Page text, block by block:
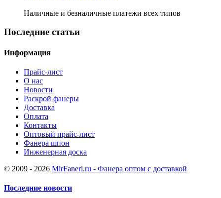
Наличные и безналичные платежи всех типов
Последние статьи
Информация
Прайс-лист
О нас
Новости
Раскрой фанеры
Доставка
Оплата
Контакты
Оптовый прайс-лист
Фанера шпон
Инженерная доска
© 2009 - 2026 MirFaneri.ru - Фанера оптом с доставкой
Последние новости